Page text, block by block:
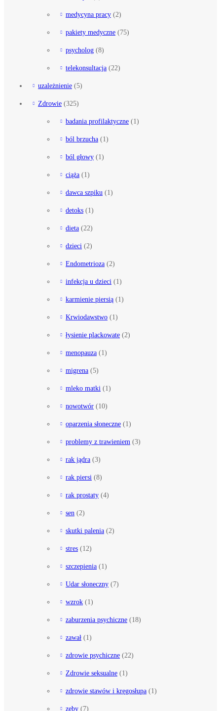
medycyna pracy (2)
pakiety medyczne (75)
psycholog (8)
telekonsultacja (22)
uzależnienie (5)
Zdrowie (325)
badania profilaktyczne (1)
ból brzucha (1)
ból głowy (1)
ciąża (1)
dawca szpiku (1)
detoks (1)
dieta (22)
dzieci (2)
Endometrioza (2)
infekcja u dzieci (1)
karmienie piersią (1)
Krwiodawstwo (1)
łysienie plackowate (2)
menopauza (1)
migrena (5)
mleko matki (1)
nowotwór (10)
oparzenia słoneczne (1)
problemy z trawieniem (3)
rak jądra (3)
rak piersi (8)
rak prostaty (4)
sen (2)
skutki palenia (2)
stres (12)
szczepienia (1)
Udar słoneczny (7)
wzrok (1)
zaburzenia psychiczne (18)
zawał (1)
zdrowie psychiczne (22)
Zdrowie seksualne (1)
zdrowie stawów i kręgosłupa (1)
zęby (7)